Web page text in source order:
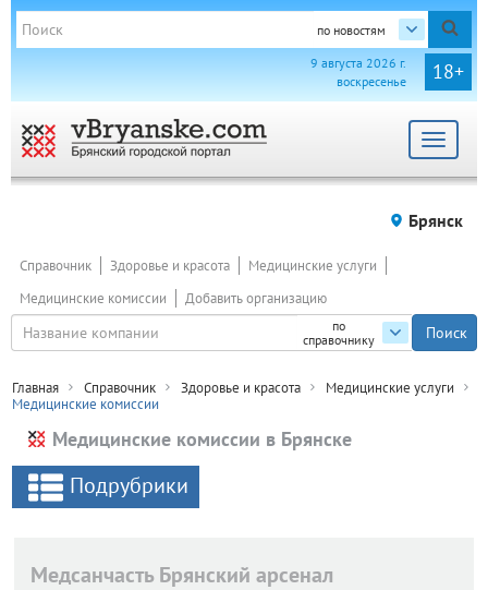
по новостям
18+
9 августа 2026 г.
воскресенье
Toggle
Брянск
по
справочнику
Справочник Здоровье и красота
Медицинские услуги
Медицинские комиссии
Добавить организацию
Главная Справочник Здоровье и красота
Медицинские услуги
Медицинские комиссии
Медицинские комиссии в Брянске
Подрубрики
Медсанчасть Брянский арсенал